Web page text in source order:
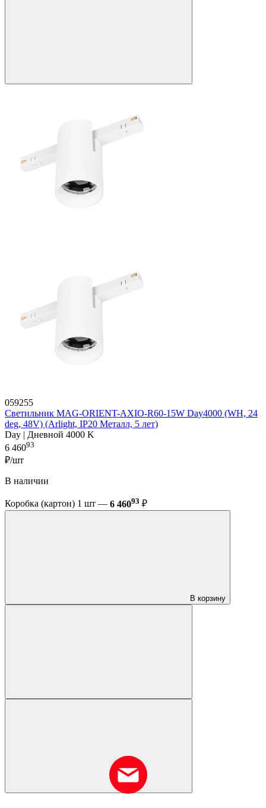
059255
Светильник MAG-ORIENT-AXIO-R60-15W Day4000 (WH, 24
deg, 48V) (Arlight, IP20 Металл, 5 лет)
Day | Дневной 4000 K
6 46093
₽/шт
В наличии
Коробка (картон) 1 шт — 6 46093 ₽
В корзину